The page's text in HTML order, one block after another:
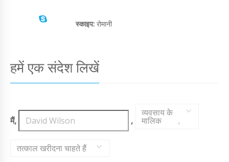
स्काइप: रोमानी
हमें एक संदेश लिखें
मैं, ,
व्यवसाय के
मालिक ,
तत्काल खरीदना चाहते हैं